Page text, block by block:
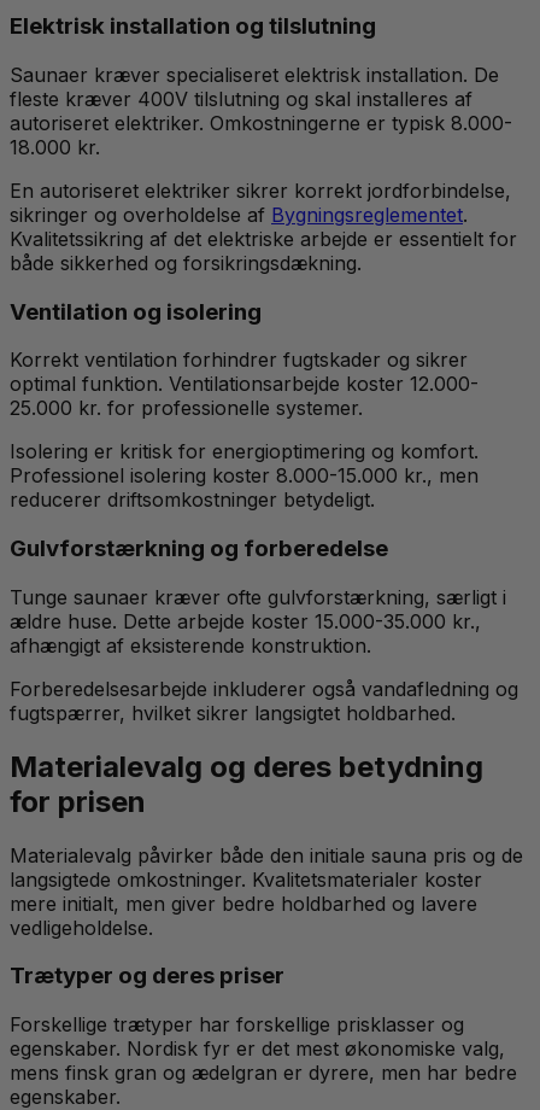
Elektrisk installation og tilslutning
Saunaer kræver specialiseret elektrisk installation. De
fleste kræver 400V tilslutning og skal installeres af
autoriseret elektriker. Omkostningerne er typisk 8.000-
18.000 kr.
En autoriseret elektriker sikrer korrekt jordforbindelse,
sikringer og overholdelse af Bygningsreglementet.
Kvalitetssikring af det elektriske arbejde er essentielt for
både sikkerhed og forsikringsdækning.
Ventilation og isolering
Korrekt ventilation forhindrer fugtskader og sikrer
optimal funktion. Ventilationsarbejde koster 12.000-
25.000 kr. for professionelle systemer.
Isolering er kritisk for energioptimering og komfort.
Professionel isolering koster 8.000-15.000 kr., men
reducerer driftsomkostninger betydeligt.
Gulvforstærkning og forberedelse
Tunge saunaer kræver ofte gulvforstærkning, særligt i
ældre huse. Dette arbejde koster 15.000-35.000 kr.,
afhængigt af eksisterende konstruktion.
Forberedelsesarbejde inkluderer også vandafledning og
fugtspærrer, hvilket sikrer langsigtet holdbarhed.
Materialevalg og deres betydning
for prisen
Materialevalg påvirker både den initiale sauna pris og de
langsigtede omkostninger. Kvalitetsmaterialer koster
mere initialt, men giver bedre holdbarhed og lavere
vedligeholdelse.
Trætyper og deres priser
Forskellige trætyper har forskellige prisklasser og
egenskaber. Nordisk fyr er det mest økonomiske valg,
mens finsk gran og ædelgran er dyrere, men har bedre
egenskaber.